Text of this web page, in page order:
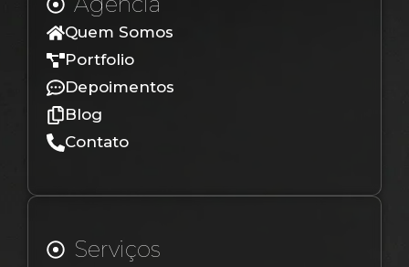
Quem Somos
Portfolio
Depoimentos
Blog
Contato
Serviços